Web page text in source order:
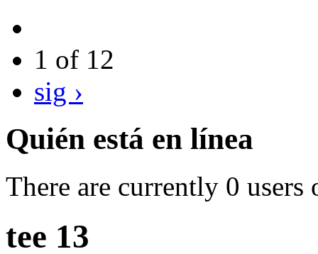
1 of 12
sig ›
Quién está en línea
There are currently 0 users
tee 13